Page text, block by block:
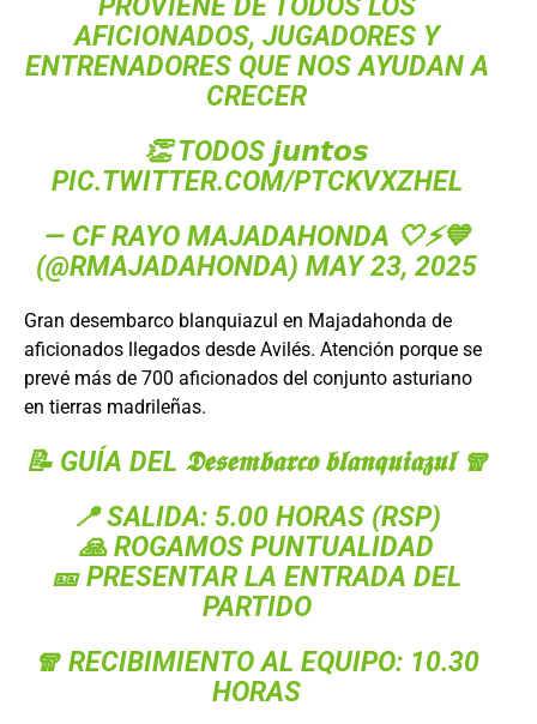
PROVIENE DE TODOS LOS
AFICIONADOS, JUGADORES Y
ENTRENADORES QUE NOS AYUDAN A
CRECER
👏 TODOS 𝙟𝙪𝙣𝙩𝙤𝙨
PIC.TWITTER.COM/PTCKVXZHEL
— CF RAYO MAJADAHONDA 🤍⚡️💙
(@RMAJADAHONDA) MAY 23, 2025
Gran desembarco blanquiazul en Majadahonda de
aficionados llegados desde Avilés. Atención porque se
prevé más de 700 aficionados del conjunto asturiano
en tierras madrileñas.
📝 GUÍA DEL 𝕯𝖊𝖘𝖊𝖒𝖇𝖆𝖗𝖈𝖔 𝖇𝖑𝖆𝖓𝖖𝖚𝖎𝖆𝖟𝖚𝖑 🧣
📍 SALIDA: 5.00 HORAS (RSP)
🙏 ROGAMOS PUNTUALIDAD
🎫 PRESENTAR LA ENTRADA DEL
PARTIDO
🧣 RECIBIMIENTO AL EQUIPO: 10.30
HORAS